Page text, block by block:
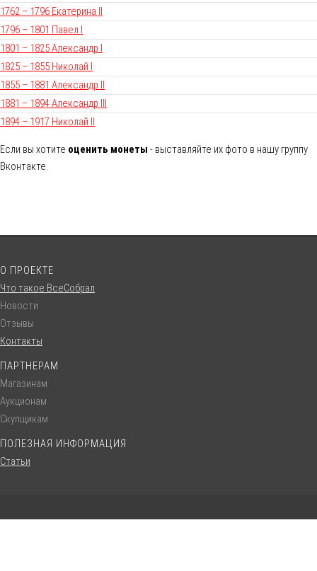
1762 – 1796 Екатерина II
1796 – 1801 Павел I
1801 – 1825 Александр I
1825 – 1855 Николай I
1855 – 1881 Александр II
1881 – 1894 Александр III
1894 – 1917 Николай II
Если вы хотите оценить монеты - выставляйте их фото в нашу группу
Вконтакте.
О ПРОЕКТЕ
Что такое ВсеСобрал
Новости
Отзывы
Контакты
ПАРТНЕРАМ
Магазинам
Аукционам
Скупщикам
ПОЛЕЗНАЯ ИНФОРМАЦИЯ
Статьи